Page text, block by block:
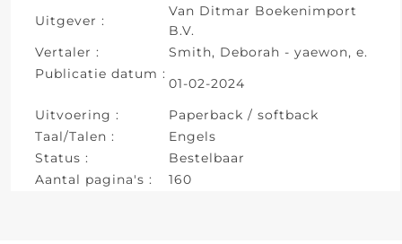
Uitgever :
Van Ditmar Boekenimport
B.V.
Vertaler :
Smith, Deborah - yaewon, e.
Publicatie datum :
01-02-2024
Uitvoering :
Paperback / softback
Taal/Talen :
Engels
Status :
Bestelbaar
Aantal pagina's :
160